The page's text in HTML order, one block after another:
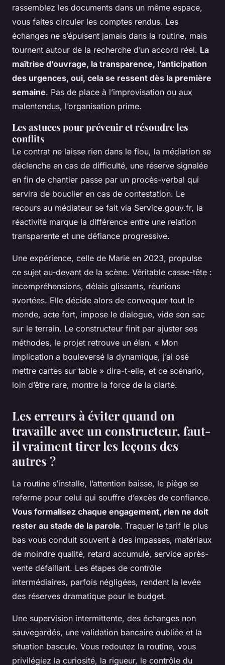
rassemblez les documents dans un même espace,
vous faites circuler les comptes rendus. Les
échanges ne s’épuisent jamais dans la routine, mais
tournent autour de la recherche d’un accord réel. La
maîtrise d’ouvrage, la transparence, l’anticipation
des urgences, oui, cela se ressent dès la première
semaine. Pas de place à l’improvisation ou aux
malentendus, l’organisation prime.
Les astuces pour prévenir et résoudre les
conflits
Le contrat ne laisse rien dans le flou, la médiation se
déclenche en cas de difficulté, une réserve signalée
en fin de chantier passe par un procès-verbal qui
servira de bouclier en cas de contestation. Le
recours au médiateur se fait via Service.gouv.fr, la
réactivité marque la différence entre une relation
transparente et une défiance progressive.
Une expérience, celle de Marie en 2023, propulse
ce sujet au-devant de la scène. Véritable casse-tête :
incompréhensions, délais glissants, réunions
avortées. Elle décide alors de convoquer tout le
monde, acte fort, impose le dialogue, vide son sac
sur le terrain. Le constructeur finit par ajuster ses
méthodes, le projet retrouve un élan. « Mon
implication a bouleversé la dynamique, j’ai osé
mettre cartes sur table » dira-t-elle, et ce scénario,
loin d’être rare, montre la force de la clarté.
Les erreurs à éviter quand on
travaille avec un constructeur, faut-
il vraiment tirer les leçons des
autres ?
La routine s’installe, l’attention baisse, le piège se
referme pour celui qui souffre d’excès de confiance.
Vous formalisez chaque engagement, rien ne doit
rester au stade de la parole. Traquer le tarif le plus
bas vous conduit souvent à des impasses, matériaux
de moindre qualité, retard accumulé, service après-
vente défaillant. Les étapes de contrôle
intermédiaires, parfois négligées, rendent la levée
des réserves dramatique pour le budget.
Une supervision intermittente, des échanges non
sauvegardés, une validation bancaire oubliée et la
situation bascule. Vous redoutez la routine, vous
privilégiez la curiosité, la rigueur, le contrôle du